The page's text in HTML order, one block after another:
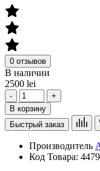
0 отзывов
В наличии
2500 lei
-
+
В корзину
Быстрый заказ
Производитель
Код Товара: